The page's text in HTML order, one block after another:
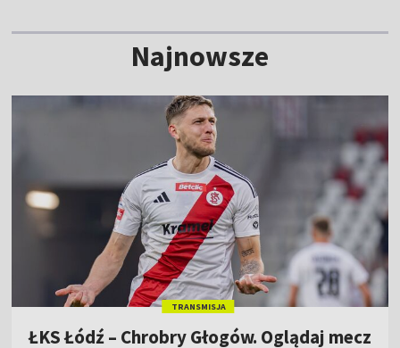
Najnowsze
TRANSMISJA
ŁKS Łódź – Chrobry Głogów. Oglądaj mecz